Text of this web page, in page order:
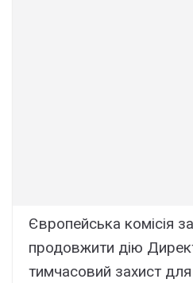
Європейська комісія
продовжити дію
тимчасовий захист